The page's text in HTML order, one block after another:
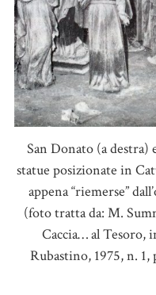
San Donato (a destra)
statue posizionate in
appena “riemerse”
(foto tratta da: M.
Caccia… al Tesoro,
Rubastino, 1975, n. 1,